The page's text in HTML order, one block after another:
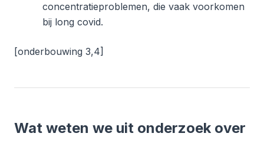
concentratieproblemen, die vaak voorkomen
bij long covid.
[onderbouwing 3,4]
Wat weten we uit onderzoek over